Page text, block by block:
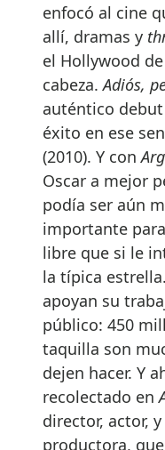
enfocó al cine
allí, dramas y
el Hollywood
cabeza.Adiós,
auténtico
éxito en ese
(2010). Y con
Oscar a mejor
podía ser aún
importante
libre que si le
la típica
apoyan su
público: 450
taquilla son
dejen hacer. Y
recolectado en
director, actor,
productora,